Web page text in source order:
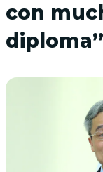
con
diploma”